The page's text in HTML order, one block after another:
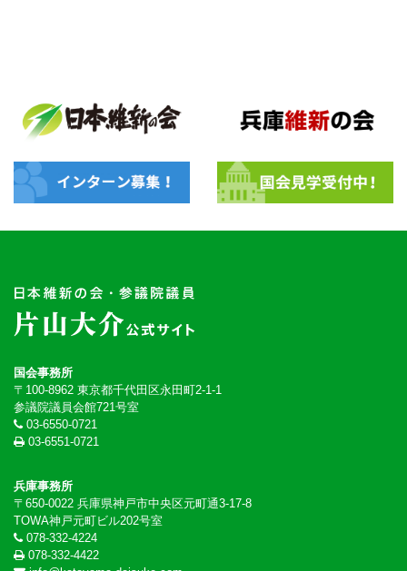
国会事務所
〒100-8962 東京都千代田区永田町2-1-1
参議院議員会館721号室
03-6550-0721
03-6551-0721
兵庫事務所
〒650-0022 兵庫県神戸市中央区元町通3-17-8
TOWA神戸元町ビル202号室
078-332-4224
078-332-4422